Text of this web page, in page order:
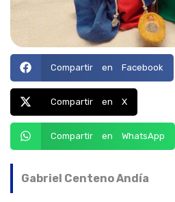
Compartir en Facebook
Compartir en X
Compartir en WhatsApp
Gabriel Centeno Andía